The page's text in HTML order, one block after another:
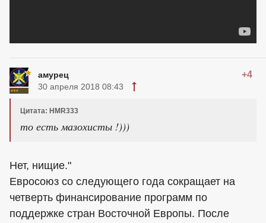
амурец +4
30 апреля 2018 08:43
Цитата: HMR333
то есть мазохисты !)))
Нет, нищие."
Евросоюз со следующего года сокращает на
четверть финансирование программ по
поддержке стран Восточной Европы. После